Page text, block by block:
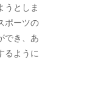
うとしま
ポーツの
でき、あ
るように